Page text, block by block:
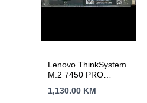
Lenovo ThinkSystem
M.2 7450 PRO
Intensive NVMe PCIe
1,130.00 KM